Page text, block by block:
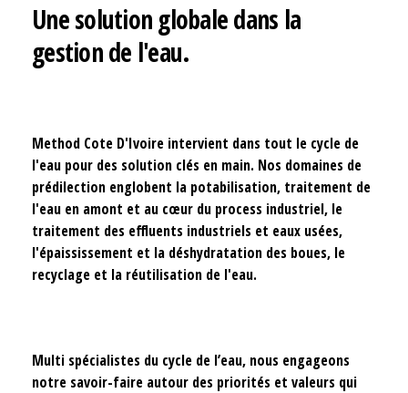
Une solution globale dans la
gestion de l'eau.
Method Cote D'Ivoire intervient dans tout le cycle de
l'eau pour des solution clés en main. Nos domaines de
prédilection englobent la potabilisation, traitement de
l'eau en amont et au cœur du process industriel, le
traitement des effluents industriels et eaux usées,
l'épaississement et la déshydratation des boues, le
recyclage et la réutilisation de l'eau.
Multi spécialistes du cycle de l’eau, nous engageons
notre savoir-faire autour des priorités et valeurs qui